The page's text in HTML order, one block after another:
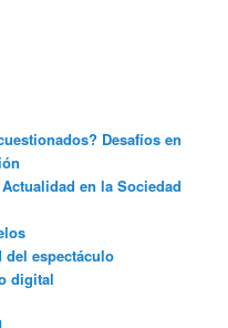
Desafíos en
en la Sociedad
del espectáculo
digital